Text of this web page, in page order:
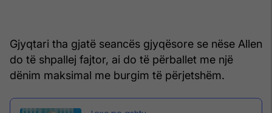
Gjyqtari tha gjatë seancës gjyqësore se nëse Allen
do të shpallej fajtor, ai do të përballet me një
dënim maksimal me burgim të përjetshëm.